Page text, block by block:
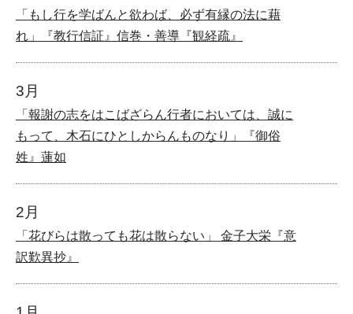
「もし行を学ばんと欲わば、必ず有縁の法に藉
れ」『教行信証』信巻・善導『観経疏』
3月
「報謝の志をはこばざらん行者においては、誠に
もって、木石にひとしからんものなり」『御俗
姓』蓮如
2月
「花びらは散っても花は散らない」 金子大栄『意
訳歎異抄』